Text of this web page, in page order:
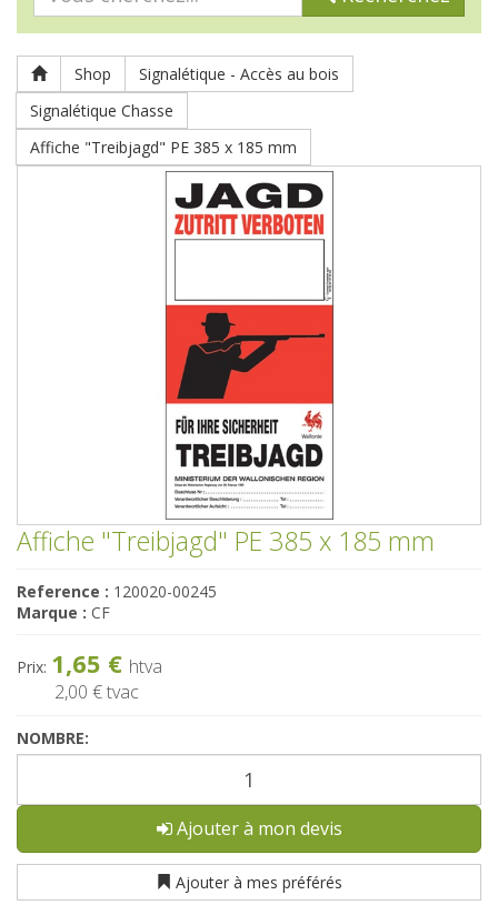
Shop
Signalétique - Accès au bois
Signalétique Chasse
Affiche "Treibjagd" PE 385 x 185 mm
Affiche "Treibjagd" PE 385 x 185 mm
Reference : 120020-00245
Marque : CF
Prix: 1,65 € htva
2,00 €tvac
NOMBRE:
Ajouter à mon devis
Ajouter à mes préférés